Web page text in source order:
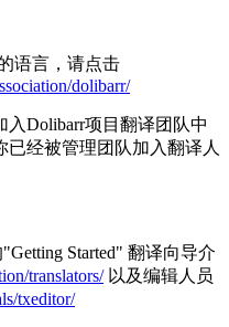
语言，请点击
dolibarr/
Dolibarr项目翻译团队中
经被管理团队加入翻译人
Started" 翻译向导介
translators/以及编辑人员
txeditor/